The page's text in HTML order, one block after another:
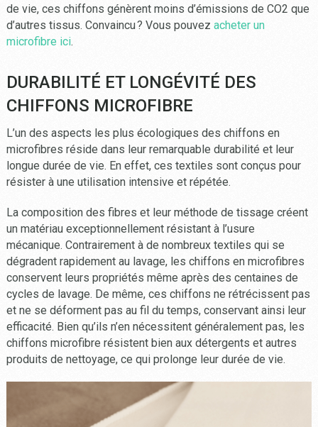
de vie, ces chiffons génèrent moins d’émissions de CO2 que
d’autres tissus. Convaincu ? Vous pouvez acheter un
microfibre ici.
DURABILITÉ ET LONGÉVITÉ DES
CHIFFONS MICROFIBRE
L’un des aspects les plus écologiques des chiffons en
microfibres réside dans leur remarquable durabilité et leur
longue durée de vie. En effet, ces textiles sont conçus pour
résister à une utilisation intensive et répétée.
La composition des fibres et leur méthode de tissage créent
un matériau exceptionnellement résistant à l’usure
mécanique. Contrairement à de nombreux textiles qui se
dégradent rapidement au lavage, les chiffons en microfibres
conservent leurs propriétés même après des centaines de
cycles de lavage. De même, ces chiffons ne rétrécissent pas
et ne se déforment pas au fil du temps, conservant ainsi leur
efficacité. Bien qu’ils n’en nécessitent généralement pas, les
chiffons microfibre résistent bien aux détergents et autres
produits de nettoyage, ce qui prolonge leur durée de vie.